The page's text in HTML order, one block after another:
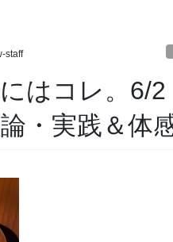
staff
はコレ。6/
・実践＆体感